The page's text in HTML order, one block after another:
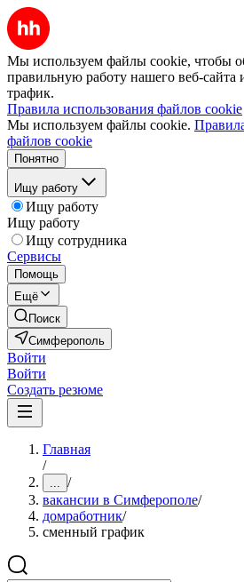
Мы используем файлы cookie, чтобы
правильную работу нашего веб-сайта
трафик.
Правила использования файлов cookie
Мы используем файлы cookie.
файлов cookie
Понятно
Ищу работу
Ищу работу
Ищу работу
Ищу сотрудника
Сервисы
Помощь
Ещё
Поиск
Симферополь
Войти
Войти
Создать резюме
Главная
/
... /
вакансии в Симферополе/
домработник/
сменный график